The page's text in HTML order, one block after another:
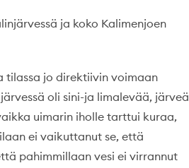
ja koko Kalimenjoen
tilassa jo direktiivin voimaan
oli sini-ja limalevää, järveä
uimarin iholle tarttui kuraa,
ei vaikuttanut se, että
pahimmillaan vesi ei virrannut